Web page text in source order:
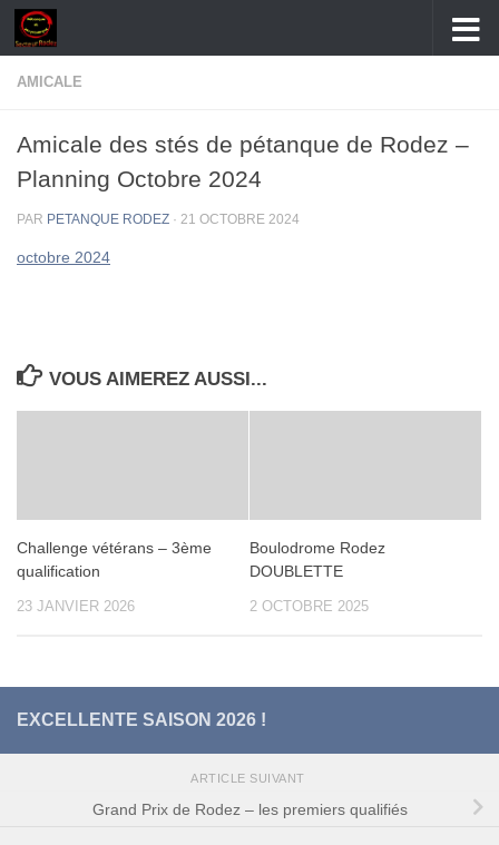
Skip to content
AMICALE
Amicale des stés de pétanque de Rodez –
Planning Octobre 2024
PAR PETANQUE RODEZ · 21 OCTOBRE 2024
octobre 2024
VOUS AIMEREZ AUSSI...
Challenge vétérans – 3ème
qualification
23 JANVIER 2026
Boulodrome Rodez
DOUBLETTE
2 OCTOBRE 2025
EXCELLENTE SAISON 2026 !
ARTICLE SUIVANT
Grand Prix de Rodez – les premiers qualifiés